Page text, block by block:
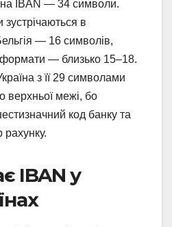
IBAN — 34 символи.
зустрічаються в
— 16 символів,
формати — близько 15–18.
з її 29 символами
верхньої межі, бо
код банку та
рахунку.
IBAN у